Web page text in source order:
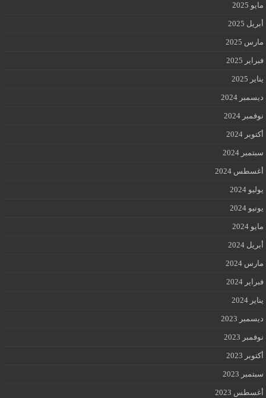
مايو 2025
أبريل 2025
مارس 2025
فبراير 2025
يناير 2025
ديسمبر 2024
نوفمبر 2024
أكتوبر 2024
سبتمبر 2024
أغسطس 2024
يوليو 2024
يونيو 2024
مايو 2024
أبريل 2024
مارس 2024
فبراير 2024
يناير 2024
ديسمبر 2023
نوفمبر 2023
أكتوبر 2023
سبتمبر 2023
أغسطس 2023